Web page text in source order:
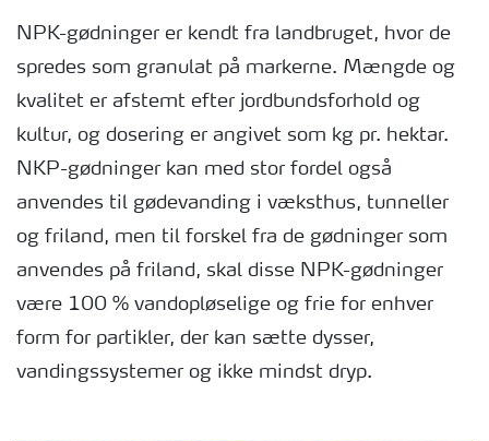
NPK-gødninger er kendt fra landbruget, hvor de
spredes som granulat på markerne. Mængde og
kvalitet er afstemt efter jordbundsforhold og
kultur, og dosering er angivet som kg pr. hektar.
NKP-gødninger kan med stor fordel også
anvendes til gødevanding i væksthus, tunneller
og friland, men til forskel fra de gødninger som
anvendes på friland, skal disse NPK-gødninger
være 100 % vandopløselige og frie for enhver
form for partikler, der kan sætte dysser,
vandingssystemer og ikke mindst dryp.